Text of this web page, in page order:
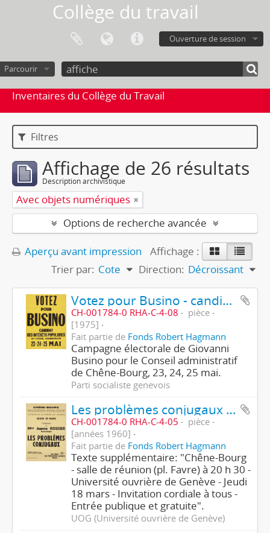
Collège du travail
Ouverture de session
Parcourir
Inventaires du Collège du Travail
Filtres
Affichage de 26 résultats
Description archivistique
Avec objets numériques
Options de recherche avancée
Aperçu avant impression
Affichage :
Trier par: Cote Direction: Décroissant
Votez pour Busino - candidat des intérêts populaires
CH-001784-0 RHA-C-4-08
pièce
[1975]
Fait partie de Fonds Robert Hagmann
Campagne électorale de Giovanni
Busino pour le Conseil administratif
de Chêne-Bourg, 23, 24, 25 mai.
Parti socialiste genevois
Les problèmes conjugaux - Conférence de Mme Jeanne Rossier
CH-001784-0 RHA-C-4-05
pièce
[années 1960]
Fait partie de Fonds Robert Hagmann
Texte supplémentaire: "Chêne-Bourg
- salle de réunion (pl. Favre) à 20 h 30 -
Université ouvrière de Genève - Jeudi
18 mars - Invitation cordiale à tous -
Entrée publique et gratuite".
UOG (Université ouvrière de Genève)